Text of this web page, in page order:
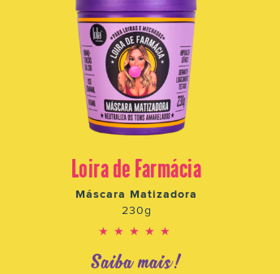
Loira de Farmácia
Máscara Matizadora
230g
★★★★★
Saiba mais!